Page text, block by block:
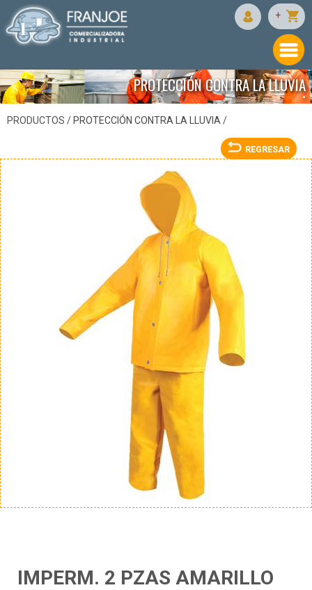
+
PROTECCIÓN CONTRA LA LLUVIA
•
PRODUCTOS / PROTECCIÓN CONTRA LA LLUVIA /
REGRESAR
IMPERM. 2 PZAS AMARILLO